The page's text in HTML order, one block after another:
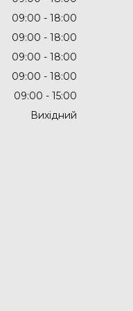
09:00
18:00
09:00
18:00
09:00
18:00
09:00
18:00
09:00
15:00
Вихідний